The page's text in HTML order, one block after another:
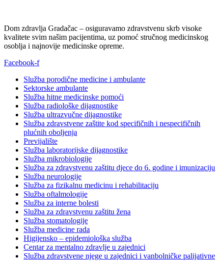
Dom zdravlja Gradačac – osiguravamo zdravstvenu skrb visoke
kvalitete svim našim pacijentima, uz pomoć stručnog medicinskog
osoblja i najnovije medicinske opreme.
Facebook-f
Služba porodične medicine i ambulante
Sektorske ambulante
Služba hitne medicinske pomoći
Služba radiološke dijagnostike
Služba ultrazvučne dijagnostike
Služba zdravstvene zaštite kod specifičnih i nespecifičnih
plućnih oboljenja
Previjalište
Služba laboratorijske dijagnostike
Služba mikrobiologije
Služba za zdravstvenu zaštitu djece do 6. godine i imunizaciju
Služba neurologije
Služba za fizikalnu medicinu i rehabilitaciju
Služba oftalmologije
Služba za interne bolesti
Služba za zdravstvenu zaštitu žena
Služba stomatologije
Služba medicine rada
Higijensko – epidemiološka služba
Centar za mentalno zdravlje u zajednici
Služba zdravstvene njege u zajednici i vanbolničke palijativne